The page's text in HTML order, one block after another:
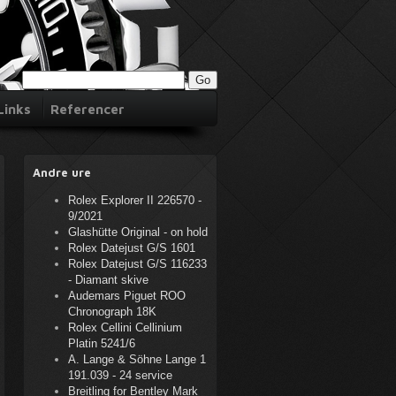
Referencer
Andre ure
Rolex Explorer II 226570 -
9/2021
Glashütte Original - on hold
Rolex Datejust G/S 1601
Rolex Datejust G/S 116233
- Diamant skive
Audemars Piguet ROO
Chronograph 18K
Rolex Cellini Cellinium
Platin 5241/6
A. Lange & Söhne Lange 1
191.039 - 24 service
Breitling for Bentley Mark